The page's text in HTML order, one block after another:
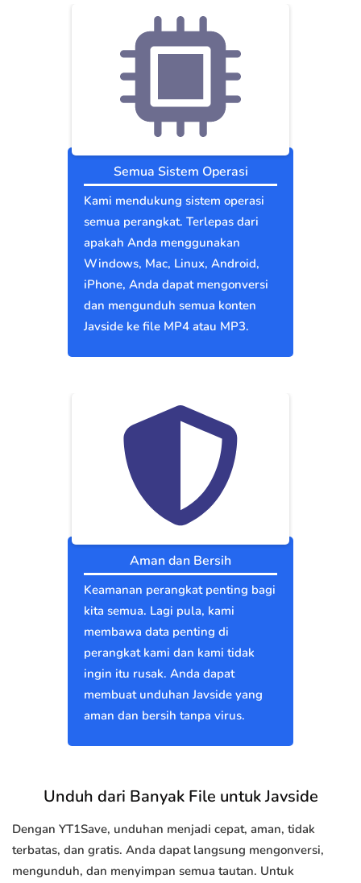
Semua Sistem Operasi
Kami mendukung sistem operasi
semua perangkat. Terlepas dari
apakah Anda menggunakan
Windows, Mac, Linux, Android,
iPhone, Anda dapat mengonversi
dan mengunduh semua konten
Javside ke file MP4 atau MP3.
Aman dan Bersih
Keamanan perangkat penting bagi
kita semua. Lagi pula, kami
membawa data penting di
perangkat kami dan kami tidak
ingin itu rusak. Anda dapat
membuat unduhan Javside yang
aman dan bersih tanpa virus.
Unduh dari Banyak File untuk Javside
Dengan YT1Save, unduhan menjadi cepat, aman, tidak
terbatas, dan gratis. Anda dapat langsung mengonversi,
mengunduh, dan menyimpan semua tautan. Untuk